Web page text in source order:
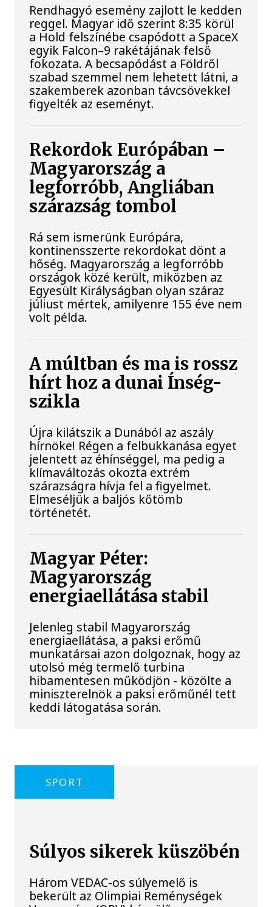
Rendhagyó esemény zajlott le kedden
reggel. Magyar idő szerint 8:35 körül
a Hold felszínébe csapódott a SpaceX
egyik Falcon–9 rakétájának felső
fokozata. A becsapódást a Földről
szabad szemmel nem lehetett látni, a
szakemberek azonban távcsövekkel
figyelték az eseményt.
Rekordok Európában –
Magyarország a
legforróbb, Angliában
szárazság tombol
Rá sem ismerünk Európára,
kontinensszerte rekordokat dönt a
hőség. Magyarország a legforróbb
országok közé került, miközben az
Egyesült Királyságban olyan száraz
júliust mértek, amilyenre 155 éve nem
volt példa.
A múltban és ma is rossz
hírt hoz a dunai Ínség-
szikla
Újra kilátszik a Dunából az aszály
hírnöke! Régen a felbukkanása egyet
jelentett az éhínséggel, ma pedig a
klímaváltozás okozta extrém
szárazságra hívja fel a figyelmet.
Elmeséljük a baljós kőtömb
történetét.
Magyar Péter:
Magyarország
energiaellátása stabil
Jelenleg stabil Magyarország
energiaellátása, a paksi erőmű
munkatársai azon dolgoznak, hogy az
utolsó még termelő turbina
hibamentesen működjön - közölte a
miniszterelnök a paksi erőműnél tett
keddi látogatása során.
SPORT
Súlyos sikerek küszöbén
Három VEDAC-os súlyemelő is
bekerült az Olimpiai Reménységek